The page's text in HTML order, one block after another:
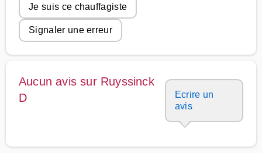
Je suis ce chauffagiste
Signaler une erreur
Aucun avis sur Ruyssinck
D
Ecrire un
avis